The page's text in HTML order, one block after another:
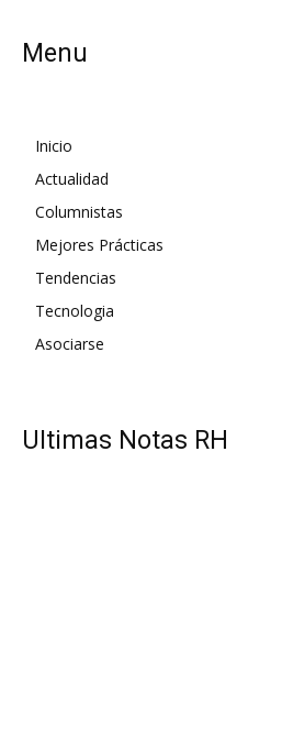
Menu
Inicio
Actualidad
Columnistas
Mejores Prácticas
Tendencias
Tecnologia
Asociarse
UItimas Notas RH